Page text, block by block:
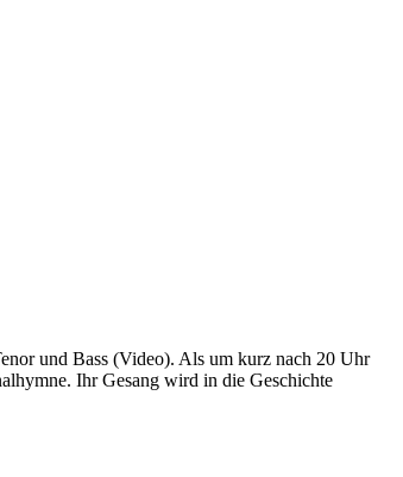
und Bass (Video). Als um kurz nach 20 Uhr
Ihr Gesang wird in die Geschichte